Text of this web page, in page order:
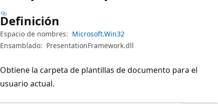
Definición
Espacio de nombres: Microsoft.Win32
Ensamblado: PresentationFramework.dll
Obtiene la carpeta de plantillas de documento para el
usuario actual.